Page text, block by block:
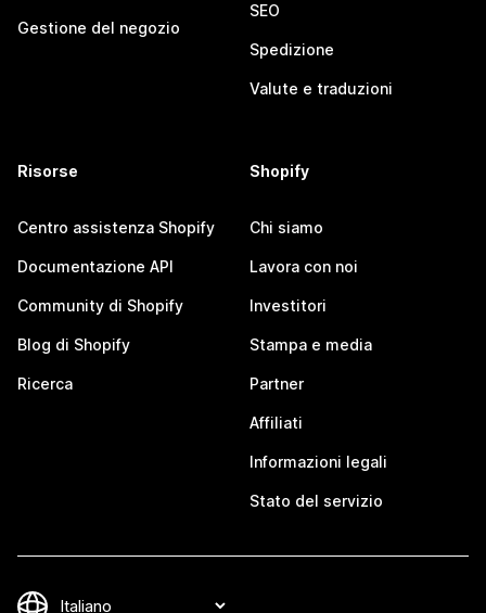
Gestione del negozio
SEO
Spedizione
Valute e traduzioni
Risorse
Centro assistenza Shopify
Documentazione API
Community di Shopify
Blog di Shopify
Ricerca
Shopify
Chi siamo
Lavora con noi
Investitori
Stampa e media
Partner
Affiliati
Informazioni legali
Stato del servizio